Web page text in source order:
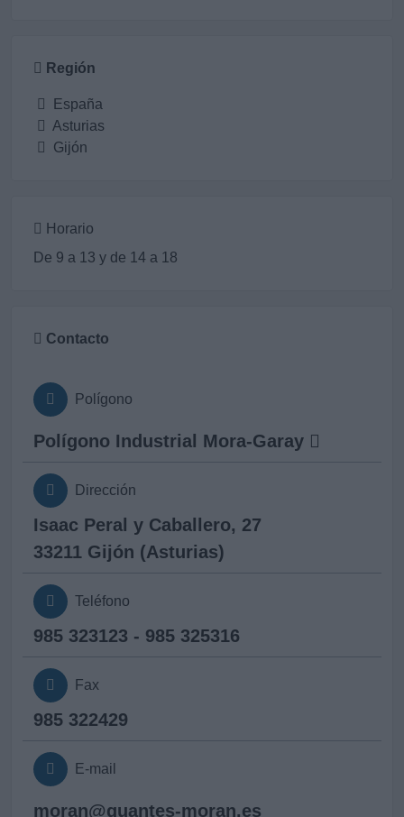
Región
España
Asturias
Gijón
Horario
De 9 a 13 y de 14 a 18
Contacto
Polígono
Polígono Industrial Mora-Garay
Dirección
Isaac Peral y Caballero, 27
33211 Gijón (Asturias)
Teléfono
985 323123 - 985 325316
Fax
985 322429
E-mail
moran@guantes-moran.es